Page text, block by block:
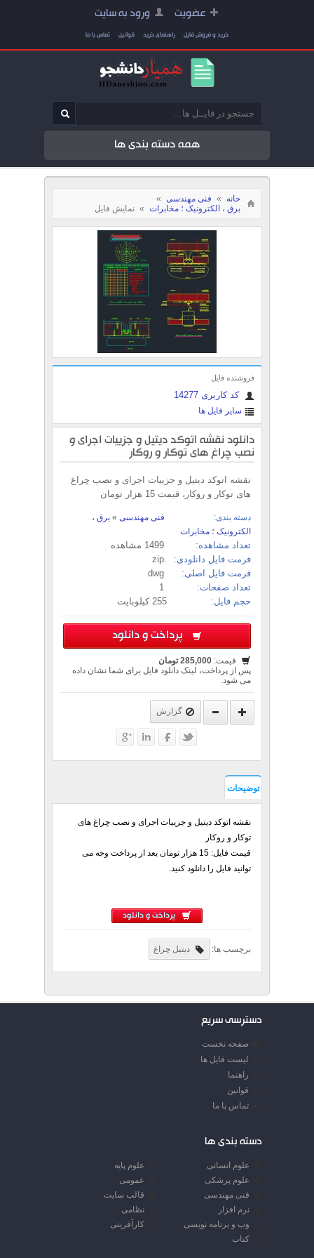
عضویت ورود به سایت
خرید و فروش فایل راهنمای خرید قوانین تماس با ما
همه دسته بندی ها
خانه » فنی مهندسی »
برق ، الکترونیک ؛ مخابرات » نمایش فایل
فروشنده فایل
کد کاربری 14277
سایر فایل ها
دانلود نقشه اتوکد دیتیل و جزییات اجرای و
نصب چراغ های توکار و روکار
نقشه اتوکد دیتیل و جزییات اجرای و نصب چراغ
های توکار و روکار، قیمت 15 هزار تومان
دسته بندی: فنی مهندسی » برق ،
الکترونیک ؛ مخابرات
تعداد مشاهده:
فرمت فایل دانلودی:
فرمت فایل اصلی:
تعداد صفحات:
حجم فایل:
255 کیلوبایت
پرداخت و دانلود
قیمت: 285,000 تومان
پس از پرداخت، لینک دانلود فایل برای شما نشان داده
می شود.
گزارش
توضیحات
نقشه اتوکد دیتیل و جزییات اجرای و نصب چراغ های
توکار و روکار
قیمت فایل: 15 هزار تومان بعد از پرداخت وجه می
توانید فایل را دانلود کنید.
پرداخت و دانلود
برچسب ها: دیتیل چراغ
دسترسی سریع
صفحه نخست
لیست فایل ها
راهنما
قوانین
تماس با ما
دسته بندی ها
علوم انسانی
علوم پایه
علوم پزشکی
عمومی
فنی مهندسی
قالب سایت
نرم افزار
نظامی
وب و برنامه نویسی
کارآفرینی
کتاب